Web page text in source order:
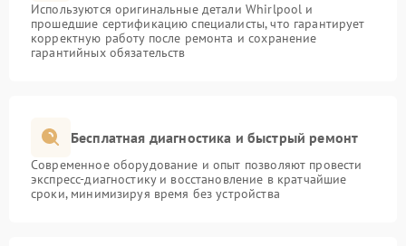
Используются оригинальные детали Whirlpool и
прошедшие сертификацию специалисты, что гарантирует
корректную работу после ремонта и сохранение
гарантийных обязательств
Бесплатная диагностика и быстрый ремонт
Современное оборудование и опыт позволяют провести
экспресс-диагностику и восстановление в кратчайшие
сроки, минимизируя время без устройства